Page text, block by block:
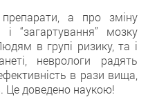
а про зміну
і “загартування” мозку
в групі ризику, та і
неврологи радять
в рази вища,
Це доведено наукою!